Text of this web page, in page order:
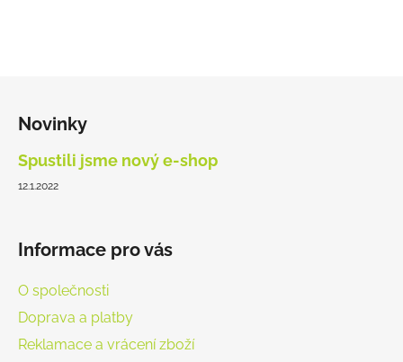
Novinky
Spustili jsme nový e-shop
12.1.2022
Informace pro vás
O společnosti
Doprava a platby
Reklamace a vrácení zboží